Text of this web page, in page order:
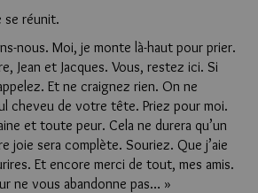
se réunit.
nous. Moi, je monte là-haut pour prier.
Jean et Jacques. Vous, restez ici. Si
Et ne craignez rien. On ne
cheveu de votre tête. Priez pour moi.
et toute peur. Cela ne durera qu’un
joie sera complète. Souriez. Que j’aie
Et encore merci de tout, mes amis.
ne vous abandonne pas… »